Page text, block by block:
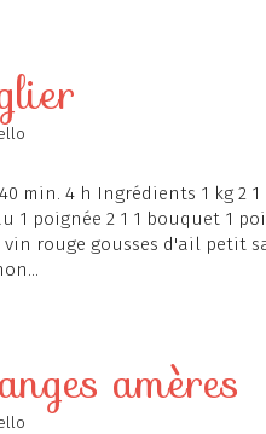
min. 4 h Ingrédients 1 kg 2 1
1 poignée 2 1 1 bouquet 1
rouge gousses d'ail petit
amères